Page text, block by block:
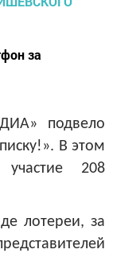
за
подвело
В этом
208
лотереи, за